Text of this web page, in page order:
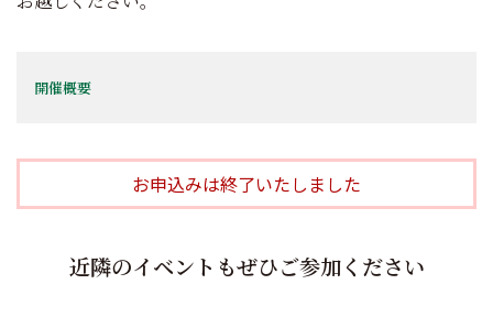
開催概要
お申込みは終了いたしました
近隣のイベントもぜひご参加ください